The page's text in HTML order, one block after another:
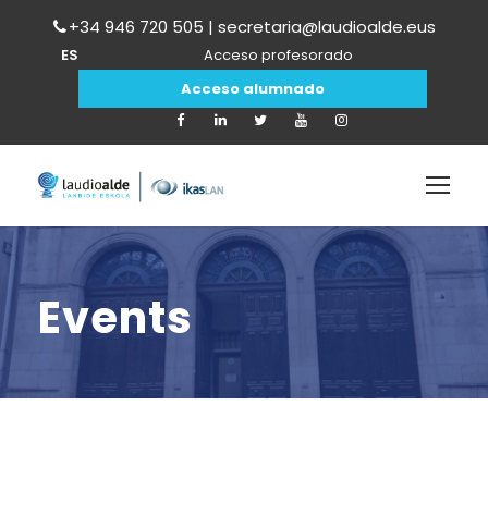
+34 946 720 505 | secretaria@laudioalde.eus
ES
Acceso profesorado
Acceso alumnado
Events